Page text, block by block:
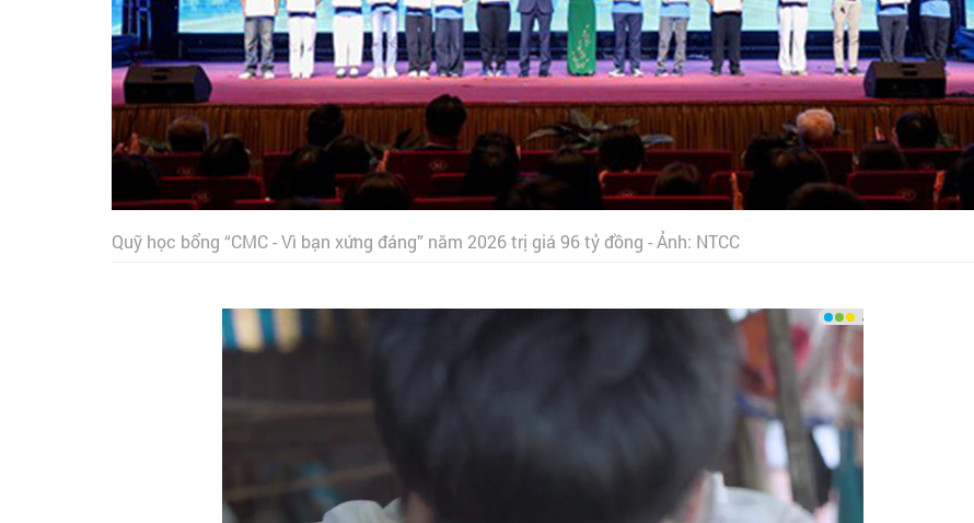
Quỹ học bổng “CMC - Vì bạn xứng đáng” năm 2026 trị giá 96 tỷ đồng - Ảnh: NTCC